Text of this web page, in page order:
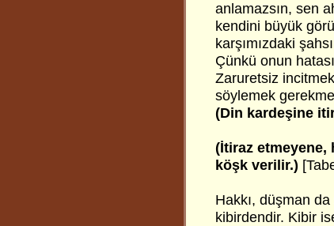
anlamazsın, sen
kendini büyük
karşımızdaki
Çünkü onun
Zaruretsiz
söylemek
(Din kardeşine
(İtiraz etmeyene,
köşk verilir.)
Hakkı, düşman
kibirdendir. Kibir